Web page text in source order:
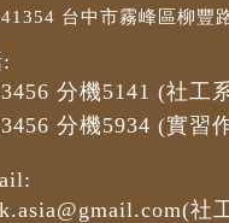
41354 台中市霧峰區柳豐
分機5141 (社工
分機5934 (實習
(社